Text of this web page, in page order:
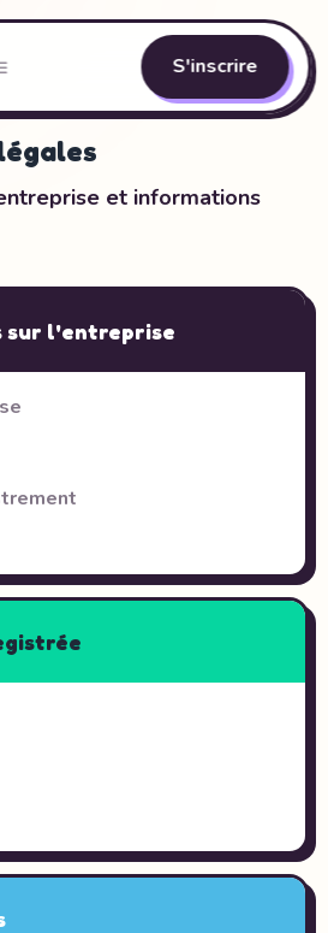
S'inscrire
et informations
sur l'entreprise